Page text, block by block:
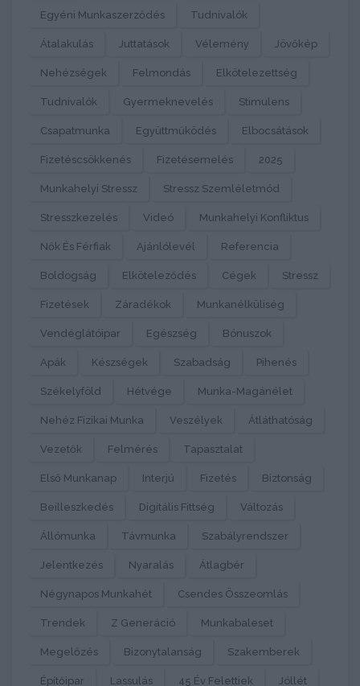
Egyéni Munkaszerződés Tudnivalók
Átalakulás Juttatások Vélemény Jövőkép
Nehézségek Felmondás Elkötelezettség
Tudnivalók Gyermeknevelés Stimulens
Csapatmunka Együttműködés Elbocsátások
Fizetéscsökkenés Fizetésemelés 2025
Munkahelyi Stressz Stressz Szemléletmód
Stresszkezelés Videó Munkahelyi Konfliktus
Nők És Férfiak Ajánlólevél Referencia
Boldogság Elköteleződés Cégek Stressz
Fizetések Záradékok Munkanélküliség
Vendéglátóipar Egészség Bónuszok
Apák Készségek Szabadság Pihenés
Székelyföld Hétvége Munka-Magánélet
Nehéz Fizikai Munka Veszélyek Átláthatóság
Vezetők Felmérés Tapasztalat
Első Munkanap Interjú Fizetés Biztonság
Beilleszkedés Digitális Fittség Változás
Állómunka Távmunka Szabályrendszer
Jelentkezés Nyaralás Átlagbér
Négynapos Munkahét Csendes Összeomlás
Trendek Z Generáció Munkabaleset
Megelőzés Bizonytalanság Szakemberek
Építőipar Lassulás 45 Év Felettiek Jóllét